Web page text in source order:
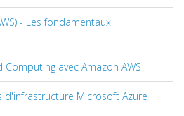
- Les fondamentaux
Computing avec Amazon AWS
Microsoft Azure